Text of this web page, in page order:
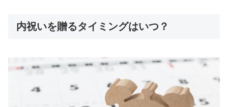
内祝いを贈るタイミングはいつ？